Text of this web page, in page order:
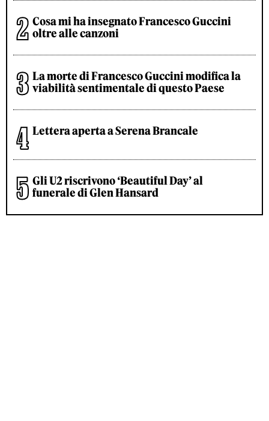
Cosa mi ha insegnato Francesco Guccini
oltre alle canzoni
La morte di Francesco Guccini modifica la
viabilità sentimentale di questo Paese
Lettera aperta a Serena Brancale
Gli U2 riscrivono ‘Beautiful Day’ al
funerale di Glen Hansard